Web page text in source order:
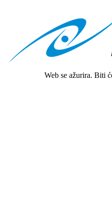
Web se ažurira. Biti